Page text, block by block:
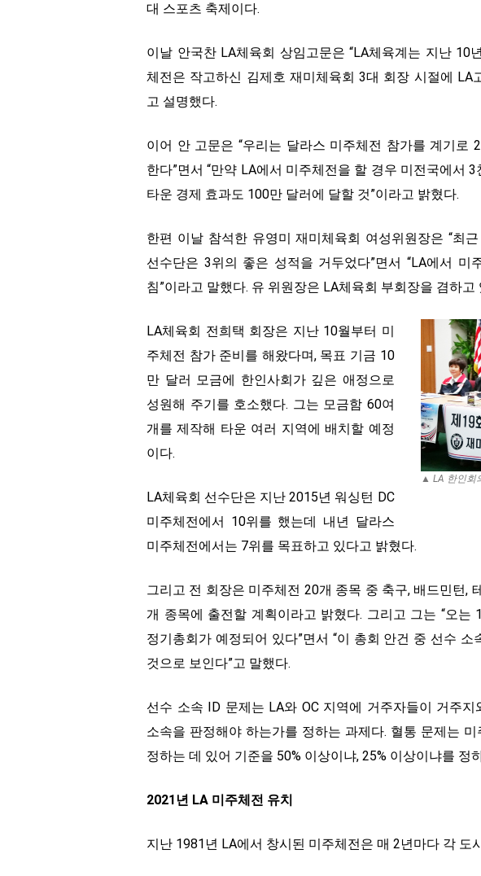
대 스포츠 축제이다.
이날 안국찬 LA체육회 상임고문은 “LA체육계는 지난 10
체전은 작고하신 김제호 재미체육회 3대 회장 시절에 LA
고 설명했다.
이어 안 고문은 “우리는 달라스 미주체전 참가를 계기로
한다”면서 “만약 LA에서 미주체전을 할 경우 미전국에서
타운 경제 효과도 100만 달러에 달할 것”이라고 밝혔다.
한편 이날 참석한 유영미 재미체육회 여성위원장은 “최
선수단은 3위의 좋은 성적을 거두었다”면서 “LA에서
침”이라고 말했다. 유 위원장은 LA체육회 부회장을 겸하고
▲ LA 한인회
LA체육회 전희택 회장은 지난 10월부터 미
주체전 참가 준비를 해왔다며, 목표 기금 10
만 달러 모금에 한인사회가 깊은 애정으로
성원해 주기를 호소했다. 그는 모금함 60여
개를 제작해 타운 여러 지역에 배치할 예정
이다.
LA체육회 선수단은 지난 2015년 워싱턴 DC
미주체전에서 10위를 했는데 내년 달라스
미주체전에서는 7위를 목표하고 있다고 밝혔다.
그리고 전 회장은 미주체전 20개 종목 중 축구, 배드민턴,
개 종목에 출전할 계획이라고 밝혔다. 그리고 그는 “오는
정기총회가 예정되어 있다”면서 “이 총회 안건 중 선수
것으로 보인다”고 말했다.
선수 소속 ID 문제는 LA와 OC 지역에 거주자들이 거주
소속을 판정해야 하는가를 정하는 과제다. 혈통 문제는
정하는 데 있어 기준을 50% 이상이냐, 25% 이상이냐를 정
2021년 LA 미주체전 유치
지난 1981년 LA에서 창시된 미주체전은 매 2년마다 각 도